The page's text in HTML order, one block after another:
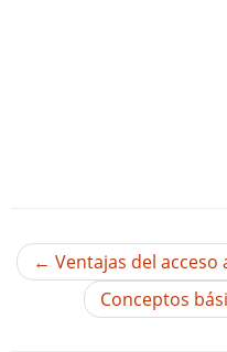
← Ventajas del acceso
Conceptos